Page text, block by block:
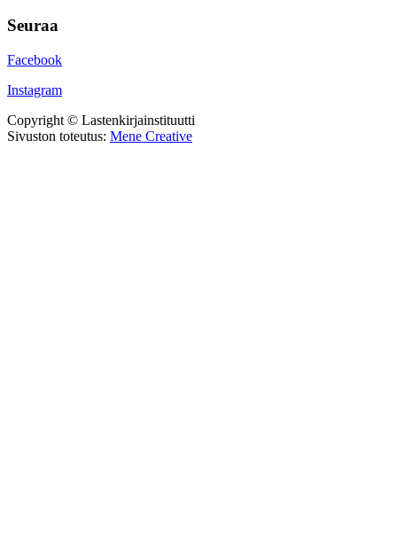
Seuraa
Facebook
Instagram
Copyright © Lastenkirjainstituutti
Sivuston toteutus: Mene Creative